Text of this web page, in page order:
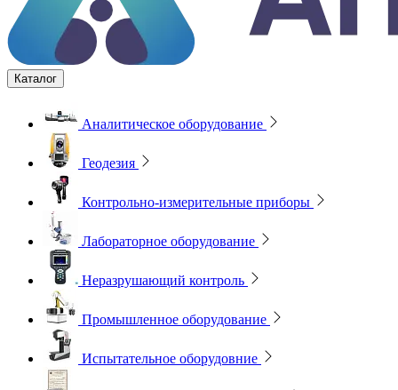
Каталог
Аналитическое оборудование
Геодезия
Контрольно-измерительные приборы
Лабораторное оборудование
Неразрушающий контроль
Промышленное оборудование
Испытательное оборудовние